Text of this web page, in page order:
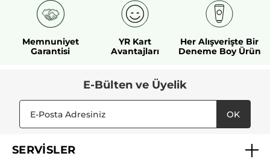
Memnuniyet
Garantisi
YR Kart
Avantajları
Her Alışverişte Bir
Deneme Boy Ürün
E-Bülten ve Üyelik
OK
SERVİSLER